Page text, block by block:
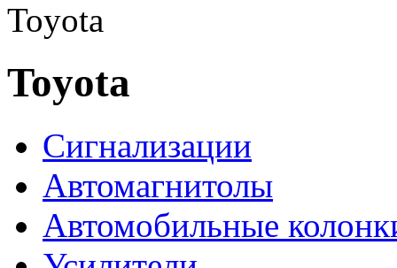
Toyota
Toyota
Сигнализации
Автомагнитолы
Автомобильные